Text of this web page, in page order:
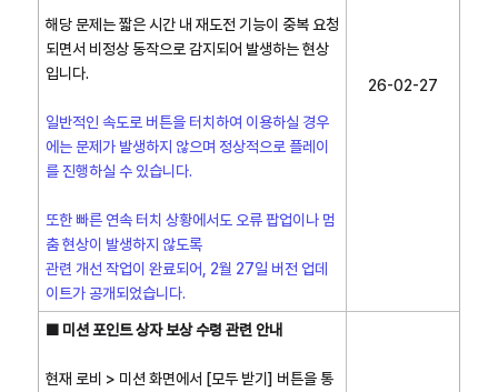
해당 문제는 짧은 시간 내 재도전 기능이 중복 요청
되면서 비정상 동작으로 감지되어 발생하는 현상
입니다.
일반적인 속도로 버튼을 터치하여 이용하실 경우
에는 문제가 발생하지 않으며 정상적으로 플레이
를 진행하실 수 있습니다.
또한 빠른 연속 터치 상황에서도 오류 팝업이나 멈
춤 현상이 발생하지 않도록
관련 개선 작업이 완료되어, 2월 27일 버전 업데
이트가 공개되었습니다.
26-02-27
■ 미션 포인트 상자 보상 수령 관련 안내
현재 로비 > 미션 화면에서 [모두 받기] 버튼을 통